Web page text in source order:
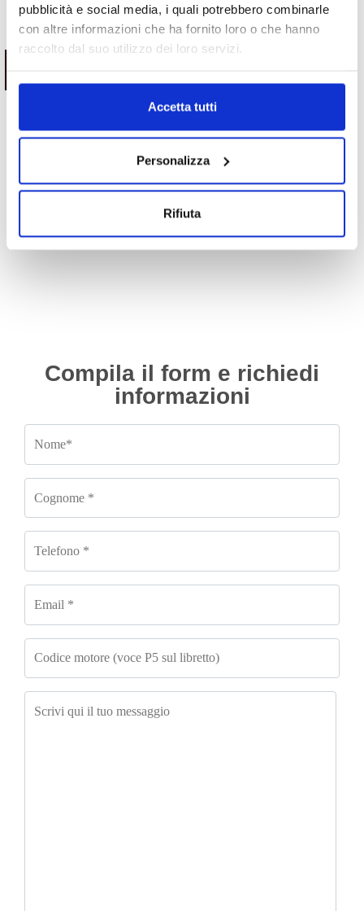
pubblicità e social media, i quali potrebbero combinarle
con altre informazioni che ha fornito loro o che hanno
raccolto dal suo utilizzo dei loro servizi.
Accetta tutti
Personalizza
Rifiuta
SU WHATSAPP!
312a2000 dal 2010 0.9 benzina
SU WHATSAPP!
in alluminio con valvola EGR
Compila il form e richiedi
informazioni